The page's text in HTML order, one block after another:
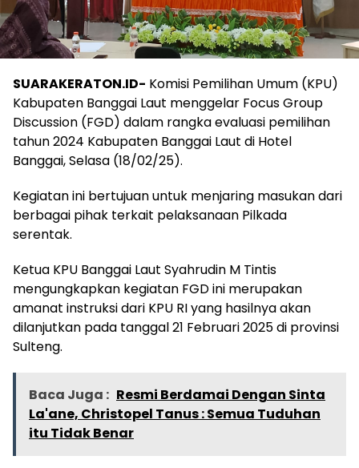
SUARAKERATON.ID- Komisi Pemilihan Umum (KPU)
Kabupaten Banggai Laut menggelar Focus Group
Discussion (FGD) dalam rangka evaluasi pemilihan
tahun 2024 Kabupaten Banggai Laut di Hotel
Banggai, Selasa (18/02/25).
Kegiatan ini bertujuan untuk menjaring masukan dari
berbagai pihak terkait pelaksanaan Pilkada
serentak.
Ketua KPU Banggai Laut Syahrudin M Tintis
mengungkapkan kegiatan FGD ini merupakan
amanat instruksi dari KPU RI yang hasilnya akan
dilanjutkan pada tanggal 21 Februari 2025 di provinsi
Sulteng.
Baca Juga : Resmi Berdamai Dengan Sinta
La'ane, Christopel Tanus : Semua Tuduhan
itu Tidak Benar